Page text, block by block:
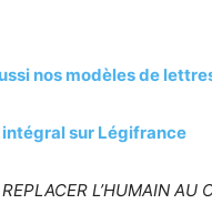
nos modèles de
sur Légifrance
L’HUMAIN AU